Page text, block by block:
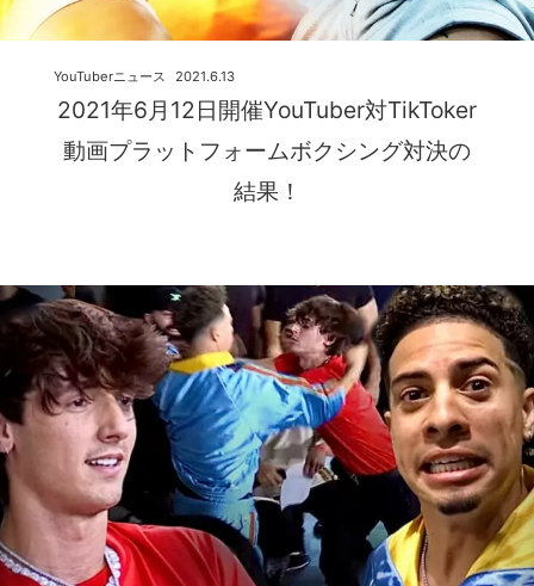
2021年6月12日開催YouTuber対TikToker
動画プラットフォームボクシング対決の
結果！
2021.6.13
YouTuberニュース